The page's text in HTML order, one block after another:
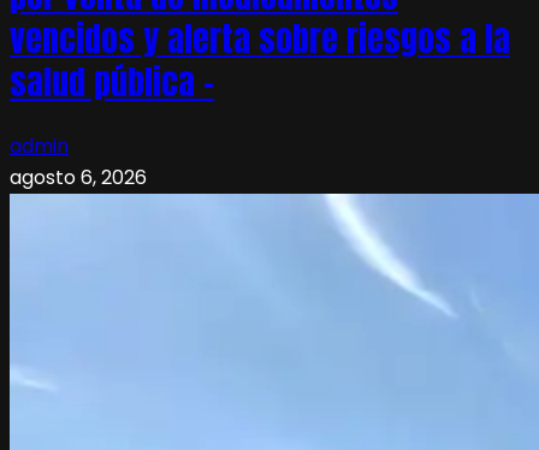
vencidos y alerta sobre riesgos a la
salud pública –
admin
agosto 6, 2026